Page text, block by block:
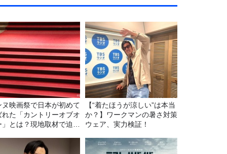
ヌ映画祭で日本が初めて
れた「カントリーオブオ
」とは？現地取材で迫る
【“着たほうが涼しい”は本当
か？】ワークマンの暑さ対策
ウェア、実力検証！